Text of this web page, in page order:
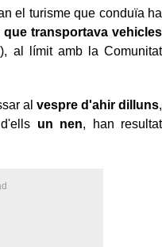
el turisme que conduïa ha
que transportava vehicles
al límit amb la Comunitat
al vespre d'ahir dilluns,
un nen, han resultat